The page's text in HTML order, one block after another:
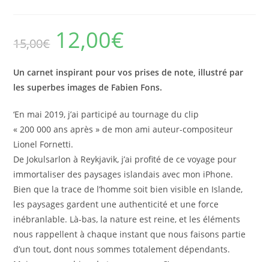
15,00€
Le
prix
initial
15,00€.
12,00€
12,00€.
Un carnet inspirant pour vos prises de note, illustré par
les superbes images de Fabien Fons.
‘En mai 2019, j’ai participé au tournage du clip
« 200 000 ans après » de mon ami auteur-compositeur
Lionel Fornetti.
De Jokulsarlon à Reykjavik, j’ai profité de ce voyage pour
immortaliser des paysages islandais avec mon iPhone.
Bien que la trace de l’homme soit bien visible en Islande,
les paysages gardent une authenticité et une force
inébranlable. Là-bas, la nature est reine, et les éléments
nous rappellent à chaque instant que nous faisons partie
d’un tout, dont nous sommes totalement dépendants.